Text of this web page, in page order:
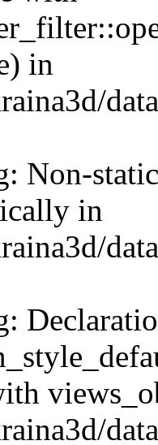
in
Non-
in